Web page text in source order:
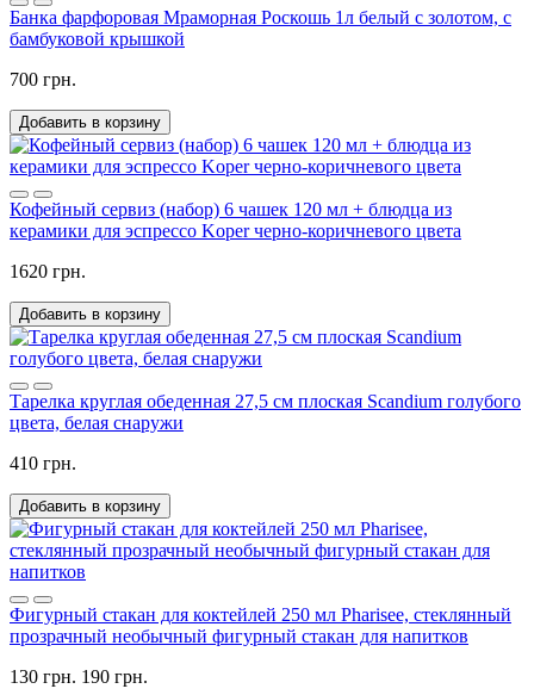
Банка фарфоровая Мраморная Роскошь 1л белый с золотом, с
бамбуковой крышкой
700 грн.
Добавить в корзину
Кофейный сервиз (набор) 6 чашек 120 мл + блюдца из
керамики для эспрессо Koper черно-коричневого цвета
1620 грн.
Добавить в корзину
Тарелка круглая обеденная 27,5 см плоская Scandium голубого
цвета, белая снаружи
410 грн.
Добавить в корзину
Фигурный стакан для коктейлей 250 мл Pharisee, стеклянный
прозрачный необычный фигурный стакан для напитков
130 грн. 190 грн.